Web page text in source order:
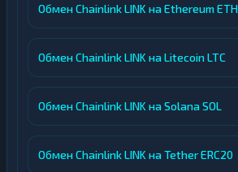
Обмен Chainlink LINK на Ethereum ETH
Обмен Chainlink LINK на Litecoin LTC
Обмен Chainlink LINK на Solana SOL
Обмен Chainlink LINK на Tether ERC20